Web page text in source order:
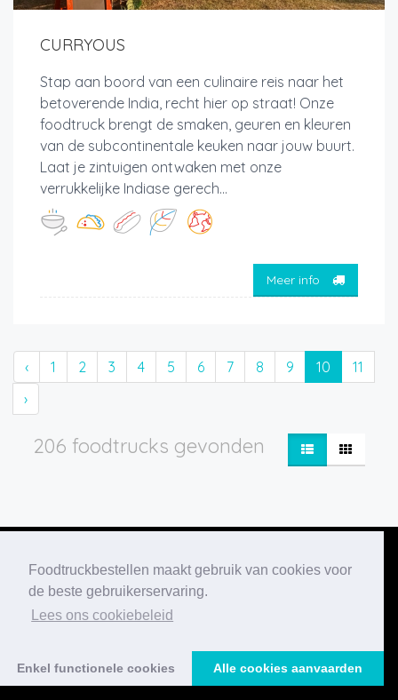
Foodtruckbestellen maakt gebruik van cookies voor
de beste gebruikerservaring.
Lees ons cookiebeleid
Enkel functionele cookies Alle cookies aanvaarden
CURRYOUS
Stap aan boord van een culinaire reis naar het
betoverende India, recht hier op straat! Onze
foodtruck brengt de smaken, geuren en kleuren
van de subcontinentale keuken naar jouw buurt.
Laat je zintuigen ontwaken met onze
verrukkelijke Indiase gerech...
Meer info
‹ 1 2 3 4 5 6 7 8 9 10
11
›
206 foodtrucks gevonden
Onze nieuwste
blogberichten